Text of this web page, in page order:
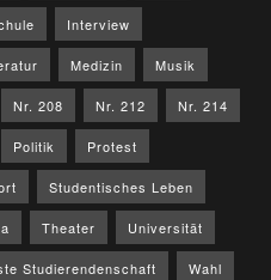
Interview
Medizin Musik
Nr. 208 Nr. 212 Nr. 214
Politik Protest
Studentisches Leben
Theater Universität
Studierendenschaft Wahl